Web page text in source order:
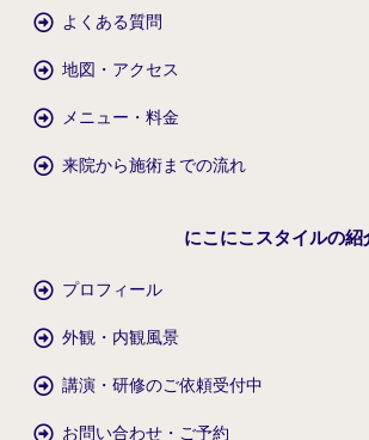
よくある質問
地図・アクセス
メニュー・料金
来院から施術までの流れ
にこにこスタイルの紹
プロフィール
外観・内観風景
講演・研修のご依頼受付中
お問い合わせ・ご予約